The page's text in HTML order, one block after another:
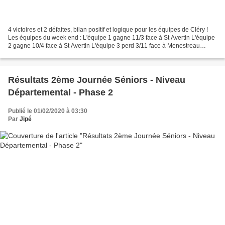
4 victoires et 2 défaites, bilan positif et logique pour les équipes de Cléry !
Les équipes du week end : L'équipe 1 gagne 11/3 face à St Avertin L'équipe
2 gagne 10/4 face à St Avertin L'équipe 3 perd 3/11 face à Menestreau
Résultats 2ème Journée Séniors - Niveau
Départemental - Phase 2
Publié le 01/02/2020 à 03:30
Par Jipé